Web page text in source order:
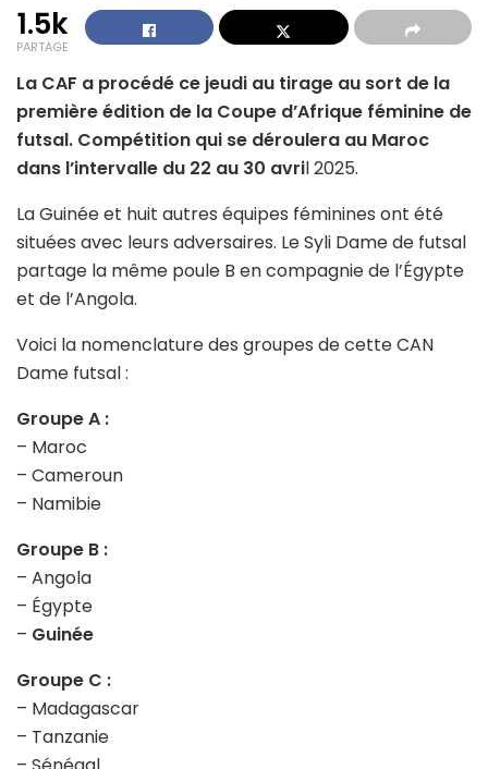
1.5k
PARTAGE
La CAF a procédé ce jeudi au tirage au sort de la
première édition de la Coupe d’Afrique féminine de
futsal. Compétition qui se déroulera au Maroc
dans l’intervalle du 22 au 30 avril 2025.
La Guinée et huit autres équipes féminines ont été
situées avec leurs adversaires. Le Syli Dame de futsal
partage la même poule B en compagnie de l’Égypte
et de l’Angola.
Voici la nomenclature des groupes de cette CAN
Dame futsal :
Groupe A :
– Maroc
– Cameroun
– Namibie
Groupe B :
– Angola
– Égypte
– Guinée
Groupe C :
– Madagascar
– Tanzanie